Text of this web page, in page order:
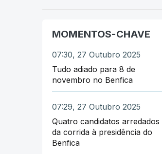
MOMENTOS-CHAVE
07:30, 27 Outubro 2025
Tudo adiado para 8 de
novembro no Benfica
07:29, 27 Outubro 2025
Quatro candidatos arredados
da corrida à presidência do
Benfica